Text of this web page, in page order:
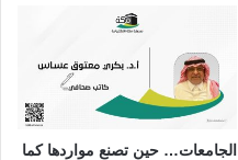
الجامعات… حين تصنع مواردها كما